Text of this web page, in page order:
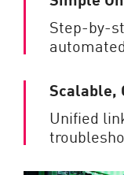
Step-by-
Scalable,
Unified